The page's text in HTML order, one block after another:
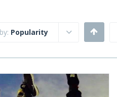
Popularity